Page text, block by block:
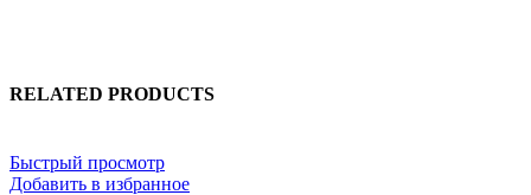
RELATED PRODUCTS
Быстрый просмотр
Добавить в избранное